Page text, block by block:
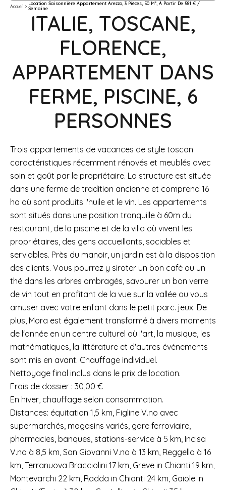
Accueil
Location Saisonnière Appartement Arezzo, 3 Pièces, 50 M², À Partir De 581 € /
Semaine
ITALIE, TOSCANE,
FLORENCE,
APPARTEMENT DANS
FERME, PISCINE, 6
PERSONNES
Trois appartements de vacances de style toscan
caractéristiques récemment rénovés et meublés avec
soin et goût par le propriétaire. La structure est située
dans une ferme de tradition ancienne et comprend 16
ha où sont produits l'huile et le vin. Les appartements
sont situés dans une position tranquille à 60m du
restaurant, de la piscine et de la villa où vivent les
propriétaires, des gens accueillants, sociables et
serviables. Près du manoir, un jardin est à la disposition
des clients. Vous pourrez y siroter un bon café ou un
thé dans les arbres ombragés, savourer un bon verre
de vin tout en profitant de la vue sur la vallée ou vous
amuser avec votre enfant dans le petit parc. jeux. De
plus, Mora est également transformé à divers moments
de l'année en un centre culturel où l'art, la musique, les
mathématiques, la littérature et d'autres événements
sont mis en avant. Chauffage individuel.
Nettoyage final inclus dans le prix de location.
Frais de dossier : 30,00 €
En hiver, chauffage selon consommation.
Distances: équitation 1,5 km, Figline V.no avec
supermarchés, magasins variés, gare ferroviaire,
pharmacies, banques, stations-service à 5 km, Incisa
V.no à 8,5 km, San Giovanni V.no à 13 km, Reggello à 16
km, Terranuova Bracciolini 17 km, Greve in Chianti 19 km,
Montevarchi 22 km, Radda in Chianti 24 km, Gaiole in